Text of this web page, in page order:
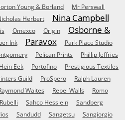
Young & Borland
Mr Perswall
Herbert Nina Campbell
Omexco Origin
Osborne &
Ink Paravox
Park Place Studio
Pelican Prints
Phillip Jeffries
Eek Portofino
Prestigious Textiles
Guild ProSpero Ralph Lauren
Waites Rebel Walls
Romo
Rubelli Sahco Hesslein Sandberg
Sandudd Sangetsu
Sangiorgio